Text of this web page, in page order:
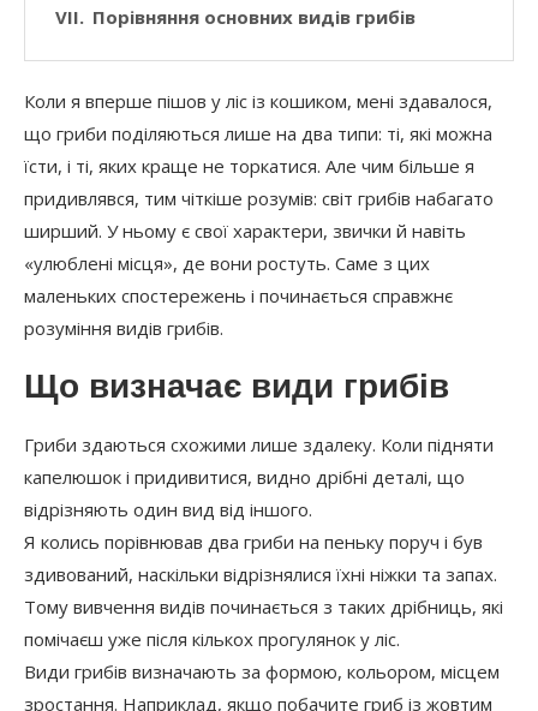
Порівняння основних видів грибів
Коли я вперше пішов у ліс із кошиком, мені здавалося,
що гриби поділяються лише на два типи: ті, які можна
їсти, і ті, яких краще не торкатися. Але чим більше я
придивлявся, тим чіткіше розумів: світ грибів набагато
ширший. У ньому є свої характери, звички й навіть
«улюблені місця», де вони ростуть. Саме з цих
маленьких спостережень і починається справжнє
розуміння видів грибів.
Що визначає види грибів
Гриби здаються схожими лише здалеку. Коли підняти
капелюшок і придивитися, видно дрібні деталі, що
відрізняють один вид від іншого.
Я колись порівнював два гриби на пеньку поруч і був
здивований, наскільки відрізнялися їхні ніжки та запах.
Тому вивчення видів починається з таких дрібниць, які
помічаєш уже після кількох прогулянок у ліс.
Види грибів визначають за формою, кольором, місцем
зростання. Наприклад, якщо побачите гриб із жовтим